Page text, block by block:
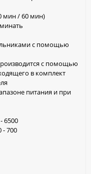
мин / 60 мин)
с помощью
с помощью
в комплект
питания и при
6500
- 700